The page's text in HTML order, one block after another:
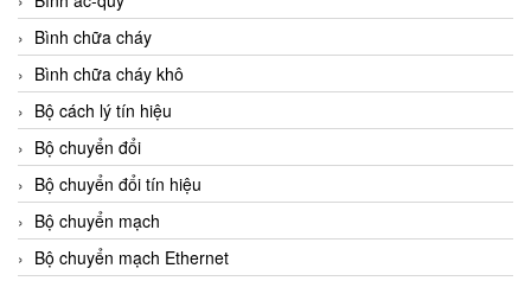
Bình chữa cháy
Bình chữa cháy khô
Bộ cách lý tín hiệu
Bộ chuyển đổi
Bộ chuyển đổi tín hiệu
Bộ chuyển mạch
Bộ chuyển mạch Ethernet